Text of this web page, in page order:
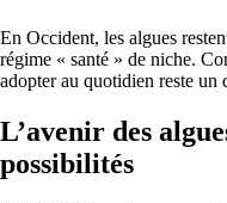
En Occident, les algues
régime « santé » de niche.
adopter au quotidien reste un
L’avenir des
possibilités